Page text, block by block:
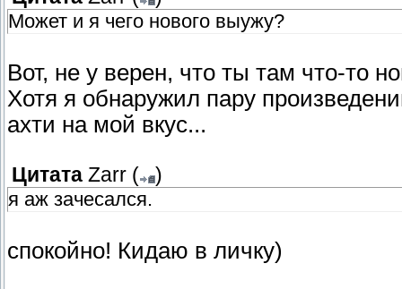
Может и я чего нового выужу?
Вот, не у верен, что ты там что-то
Хотя я обнаружил пару
ахти на мой вкус...
Цитата Zarr (
)
я аж зачесался.
спокойно! Кидаю в личку)